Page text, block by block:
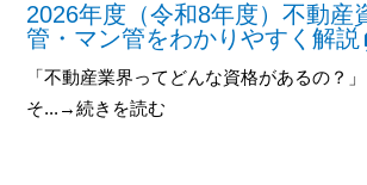
2026年度（令和8年度）不動
管・マン管をわかりやすく解説
「不動産業界ってどんな資格があるの？
そ...→続きを読む